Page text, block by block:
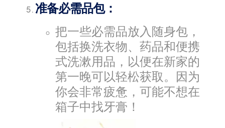
准备必需品包：
把一些必需品放入随身包，
包括换洗衣物、药品和便携
式洗漱用品，以便在新家的
第一晚可以轻松获取。因为
你会非常疲惫，可能不想在
箱子中找牙膏！